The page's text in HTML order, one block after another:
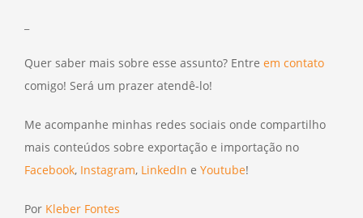
Quer saber mais sobre esse assunto? Entre em contato
comigo! Será um prazer atendê-lo!
Me acompanhe minhas redes sociais onde compartilho
mais conteúdos sobre exportação e importação no
Facebook, Instagram, LinkedIn e Youtube!
Por Kleber Fontes